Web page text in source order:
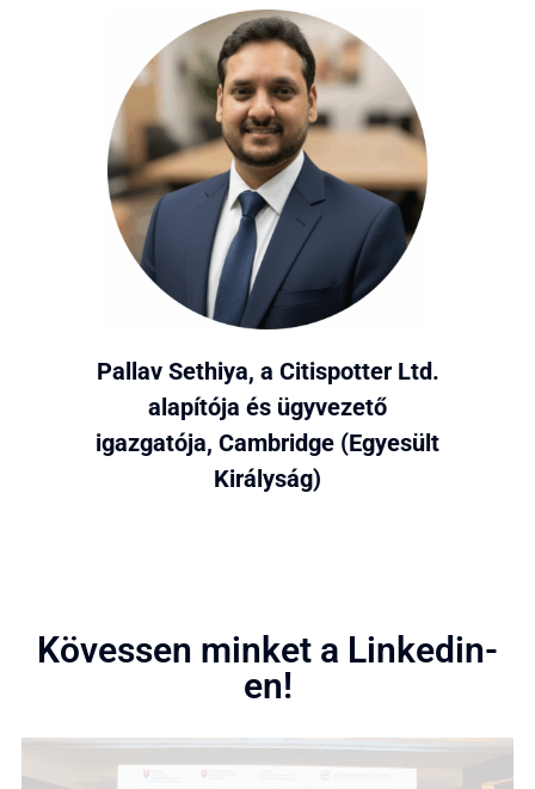
Pallav Sethiya, a Citispotter Ltd.
alapítója és ügyvezető
igazgatója, Cambridge (Egyesült
Királyság)
Kövessen minket a Linkedin-
en!